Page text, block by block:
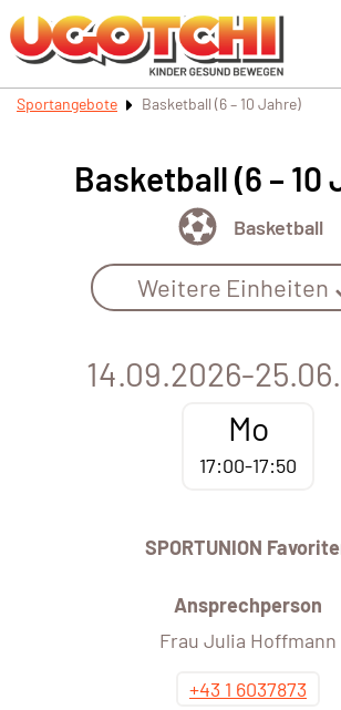
Sportangebote Basketball (6 – 10 Jahre)
Basketball (6 – 10
Basketball
Weitere Einheiten
14.09.2026-
Mo
17:00-17:50
SPORTUNION
Ansprechperson
Frau Julia Hoffmann
+43 1 6037873